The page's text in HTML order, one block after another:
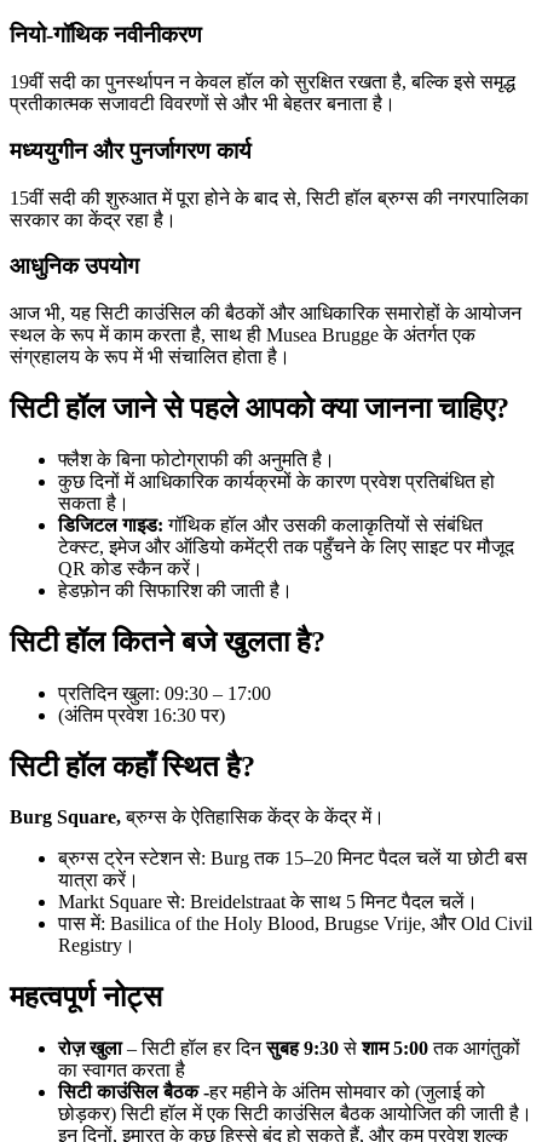
नियो-गॉथिक नवीनीकरण
19वीं सदी का पुनर्स्थापन न केवल हॉल को सुरक्षित रखता है, बल्कि इसे समृद्ध
प्रतीकात्मक सजावटी विवरणों से और भी बेहतर बनाता है।
मध्ययुगीन और पुनर्जागरण कार्य
15वीं सदी की शुरुआत में पूरा होने के बाद से, सिटी हॉल ब्रुग्स की नगरपालिका
सरकार का केंद्र रहा है।
आधुनिक उपयोग
आज भी, यह सिटी काउंसिल की बैठकों और आधिकारिक समारोहों के आयोजन
स्थल के रूप में काम करता है, साथ ही Musea Brugge के अंतर्गत एक
संग्रहालय के रूप में भी संचालित होता है।
सिटी हॉल जाने से पहले आपको क्या जानना चाहिए?
फ्लैश के बिना फोटोग्राफी की अनुमति है।
कुछ दिनों में आधिकारिक कार्यक्रमों के कारण प्रवेश प्रतिबंधित हो
सकता है।
डिजिटल गाइड:गॉथिक हॉल और उसकी कलाकृतियों से संबंधित
टेक्स्ट, इमेज और ऑडियो कमेंट्री तक पहुँचने के लिए साइट पर मौजूद
QR कोड स्कैन करें।
हेडफ़ोन की सिफारिश की जाती है।
सिटी हॉल कितने बजे खुलता है?
प्रतिदिन खुला: 09:30 – 17:00
(अंतिम प्रवेश 16:30 पर)
सिटी हॉल कहाँ स्थित है?
Burg Square,ब्रुग्स के ऐतिहासिक केंद्र के केंद्र में।
ब्रुग्स ट्रेन स्टेशन से: Burg तक 15–20 मिनट पैदल चलें या छोटी बस
यात्रा करें।
Markt Square से: Breidelstraat के साथ 5 मिनट पैदल चलें।
पास में: Basilica of the Holy Blood, Brugse Vrije, और Old Civil
Registry।
महत्वपूर्ण नोट्स
रोज़ खुला– सिटी हॉल हर दिनसुबह 9:30सेशाम 5:00तक आगंतुकों
का स्वागत करता है
सिटी काउंसिल बैठक -हर महीने के अंतिम सोमवार को (जुलाई को
छोड़कर) सिटी हॉल में एक सिटी काउंसिल बैठक आयोजित की जाती है।
इन दिनों, इमारत के कुछ हिस्से बंद हो सकते हैं, और कम प्रवेश शुल्क